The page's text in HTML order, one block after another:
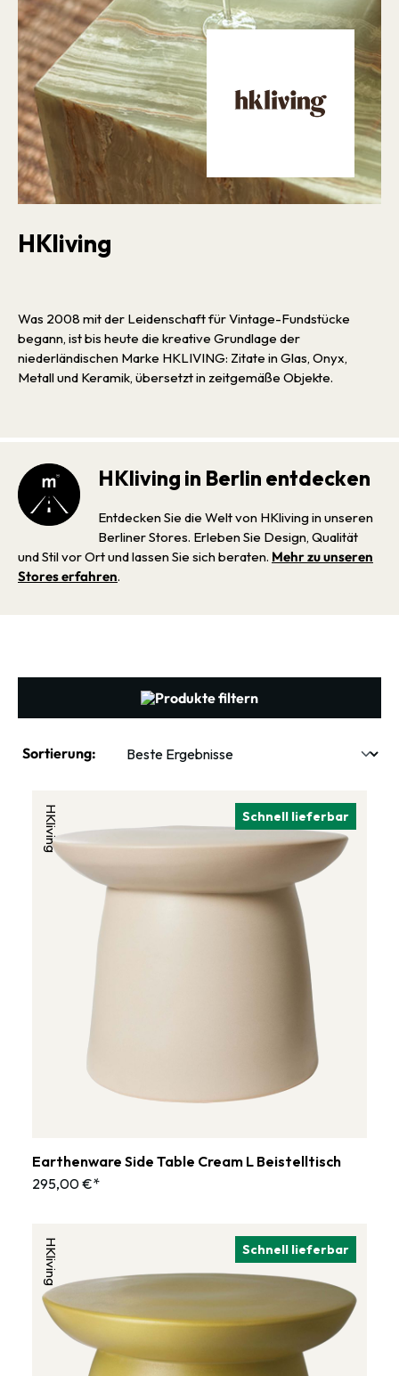
HKliving
Was 2008 mit der Leidenschaft für Vintage-Fundstücke
begann, ist bis heute die kreative Grundlage der
niederländischen Marke HKLIVING: Zitate in Glas, Onyx,
Metall und Keramik, übersetzt in zeitgemäße Objekte.
HKliving in Berlin entdecken
Entdecken Sie die Welt von HKliving in unseren
Berliner Stores. Erleben Sie Design, Qualität
und Stil vor Ort und lassen Sie sich beraten. Mehr zu unseren
Stores erfahren.
Produkte filtern
Sortierung:
Schnell lieferbar
HKliving
Earthenware Side Table Cream L Beistelltisch
295,00 €*
Schnell lieferbar
HKliving